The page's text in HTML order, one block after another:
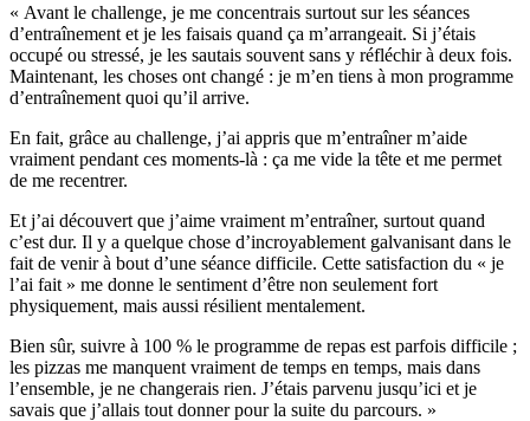
« Avant le challenge, je me concentrais surtout sur les séances
d’entraînement et je les faisais quand ça m’arrangeait. Si j’étais
occupé ou stressé, je les sautais souvent sans y réfléchir à deux fois.
Maintenant, les choses ont changé : je m’en tiens à mon programme
d’entraînement quoi qu’il arrive.
En fait, grâce au challenge, j’ai appris que m’entraîner m’aide
vraiment pendant ces moments-là : ça me vide la tête et me permet
de me recentrer.
Et j’ai découvert que j’aime vraiment m’entraîner, surtout quand
c’est dur. Il y a quelque chose d’incroyablement galvanisant dans le
fait de venir à bout d’une séance difficile. Cette satisfaction du « je
l’ai fait » me donne le sentiment d’être non seulement fort
physiquement, mais aussi résilient mentalement.
Bien sûr, suivre à 100 % le programme de repas est parfois difficile ;
les pizzas me manquent vraiment de temps en temps, mais dans
l’ensemble, je ne changerais rien. J’étais parvenu jusqu’ici et je
savais que j’allais tout donner pour la suite du parcours. »